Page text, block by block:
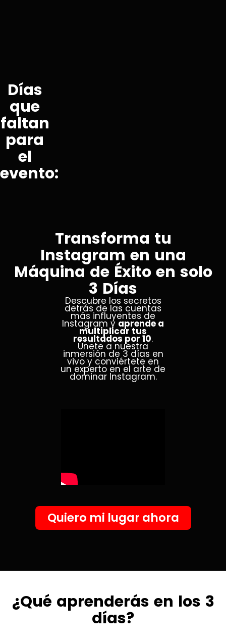
Días
que
faltan
para
el
evento:
Transforma tu
Instagram en una
Máquina de Éxito en solo
3 Días
Descubre los secretos
detrás de las cuentas
más influyentes de
Instagram y aprende a
multiplicar tus
resultados por 10.
Únete a nuestra
inmersión de 3 días en
vivo y conviértete en
un experto en el arte de
dominar Instagram.
Quiero mi lugar ahora
¿Qué aprenderás en los 3
días?